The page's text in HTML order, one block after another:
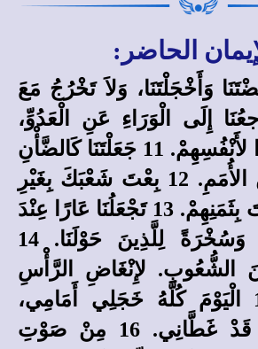
وَأَخْجَلْتَنَا، وَلاَ تَخْرُجُ مَعَ
10 تُرْجعُنَا إِلَى الْوَرَاءِ عَنِ الْعَدُوِّ،
وَمُبْغِضُونَا نَهَبُوا لأَنْفُسِهِمْ. 11 جَعَلْتَنَا كَالضَّأْنِ
أُكْلًا. ذَرَّيْتَنَا بَيْنَ الأُمَمِ. 12 بِعْتَ شَعْبَكَ بِغَيْرِ
مَال، وَمَا رَبِحْتَ بِثَمَنِهِمْ. 13 تَجْعَلُنَا عَارًا عِنْدَ
جِيرَانِنَا، هُزْأَةً وَسُخْرَةً لِلَّذِينَ حَوْلَنَا. 14
الشُّعُوبِ. لإِنْغَاضِ الرَّأْسِ
بَيْنَ الأُمَمِ. 15 الْيَوْمَ كُلَّهُ خَجَلِي أَمَامِي،
وَخِزْيُ وَجْهِي قَدْ غَطَّانِي. 16 مِنْ صَوْتِ